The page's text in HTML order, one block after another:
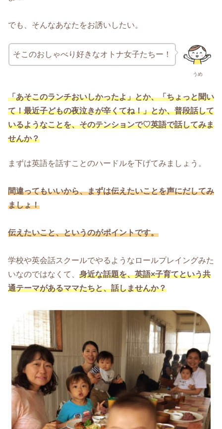
でも、そんなあなたをお誘いしたい。
うめ
そこのおしゃべり好きなオトナ女子たちー！
「あそこのランチおいしかったよ」とか、「ちょっと聞い
て！最近子どもの夜泣きが辛くてね！」とか、普段話して
いるようなことを、そのテンションで♡英語で話してみま
せんか？
まずは英語を話すことのハードルを下げてみましょう。
間違ってもいいから、まずは伝えたいことを声にだしてみ
ましょ！
伝えたいこと、というのがポイントです。
学校や英会話スクールでやるようなロールプレイングみた
いなのではなくて、 身近な話題を、英語×子育てという共
通テーマがあるママたちと、話しませんか？